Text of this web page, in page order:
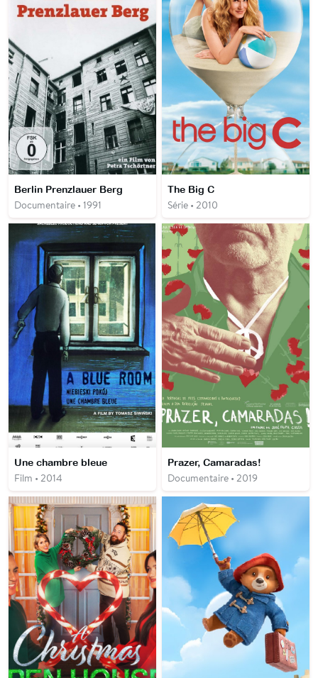
Berlin Prenzlauer Berg
Documentaire • 1991
The Big C
Série • 2010
Une chambre bleue
Film • 2014
Prazer, Camaradas!
Documentaire • 2019